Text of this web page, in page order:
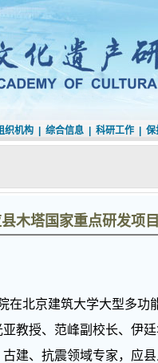
织机构 综合信息 科研工作 保
木塔国家重点研发项
北京建筑大学大型多功
教授、范峰副校长、伊
建、抗震领域专家，应